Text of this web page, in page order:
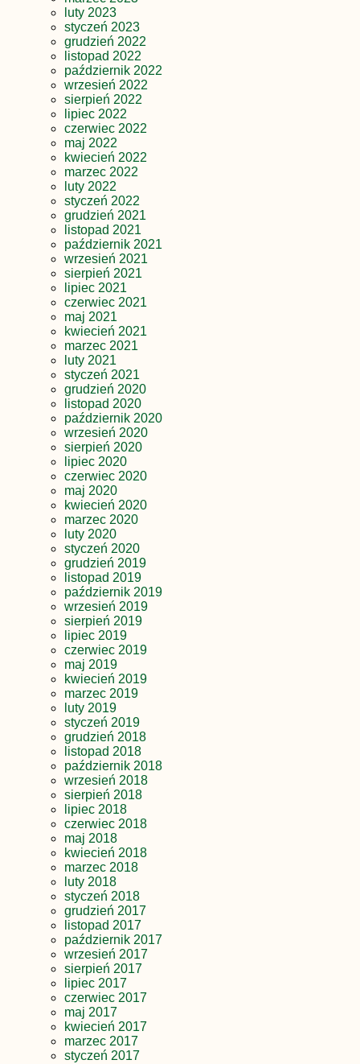
luty 2023
styczeń 2023
grudzień 2022
listopad 2022
październik 2022
wrzesień 2022
sierpień 2022
lipiec 2022
czerwiec 2022
maj 2022
kwiecień 2022
marzec 2022
luty 2022
styczeń 2022
grudzień 2021
listopad 2021
październik 2021
wrzesień 2021
sierpień 2021
lipiec 2021
czerwiec 2021
maj 2021
kwiecień 2021
marzec 2021
luty 2021
styczeń 2021
grudzień 2020
listopad 2020
październik 2020
wrzesień 2020
sierpień 2020
lipiec 2020
czerwiec 2020
maj 2020
kwiecień 2020
marzec 2020
luty 2020
styczeń 2020
grudzień 2019
listopad 2019
październik 2019
wrzesień 2019
sierpień 2019
lipiec 2019
czerwiec 2019
maj 2019
kwiecień 2019
marzec 2019
luty 2019
styczeń 2019
grudzień 2018
listopad 2018
październik 2018
wrzesień 2018
sierpień 2018
lipiec 2018
czerwiec 2018
maj 2018
kwiecień 2018
marzec 2018
luty 2018
styczeń 2018
grudzień 2017
listopad 2017
październik 2017
wrzesień 2017
sierpień 2017
lipiec 2017
czerwiec 2017
maj 2017
kwiecień 2017
marzec 2017
styczeń 2017